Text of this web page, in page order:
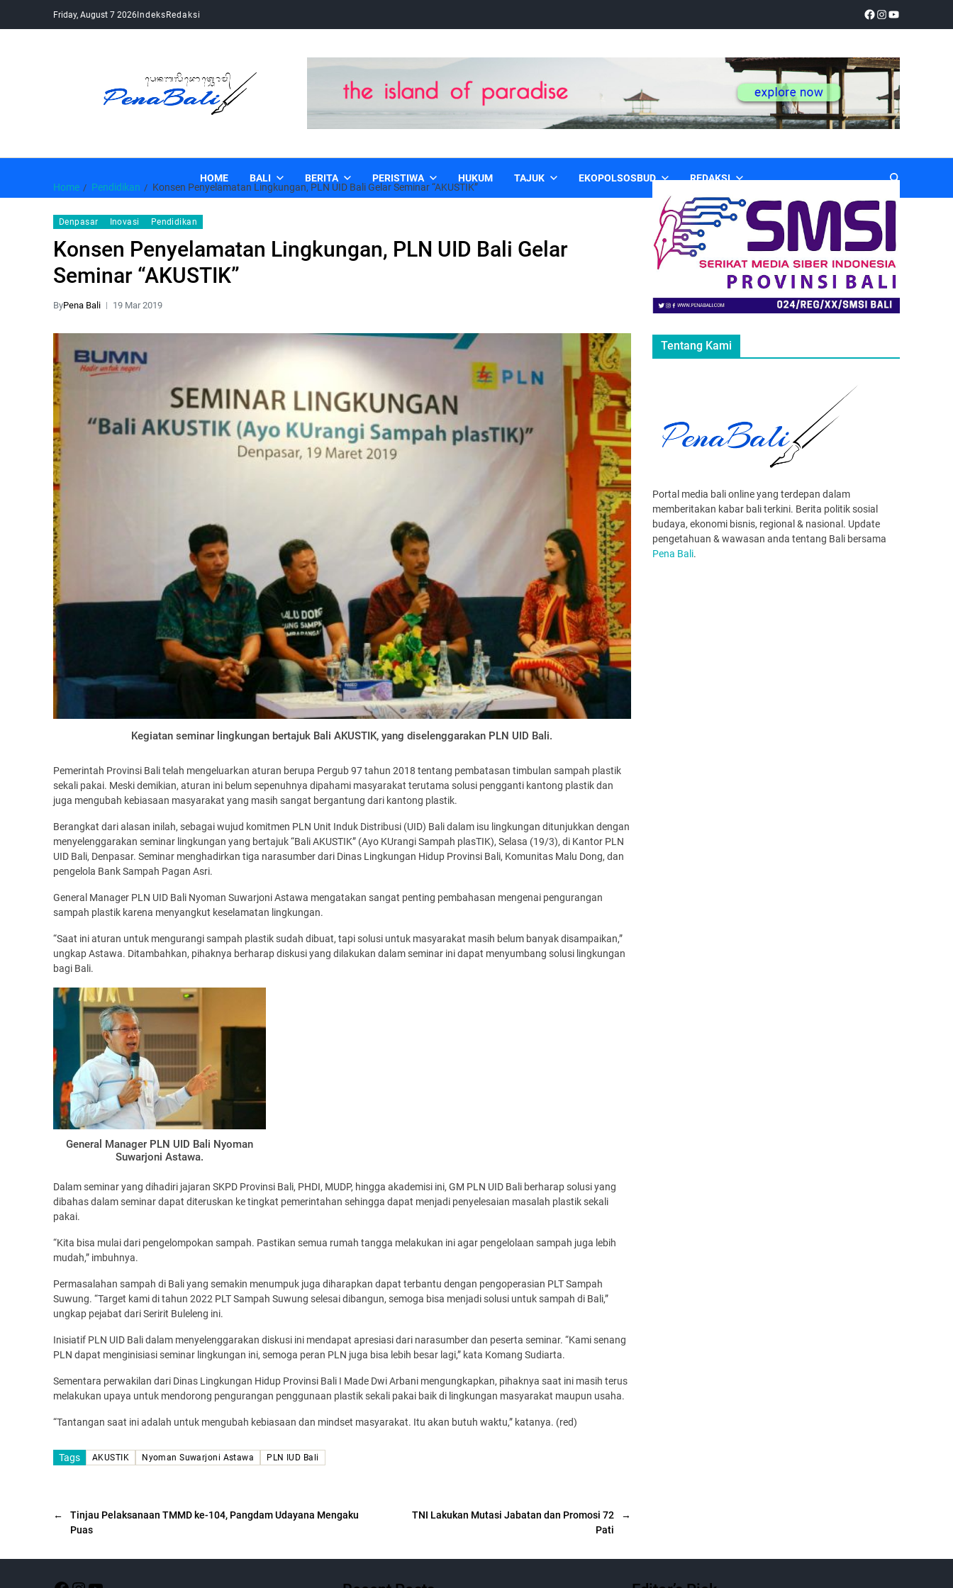
Friday, August 7 2026IndeksRedaksi
HOME BALI BERITA PERISTIWA HUKUM TAJUK EKOPOLSOSBUD
REDAKSI
Home
Pendidikan Konsen Penyelamatan Lingkungan, PLN UID Bali Gelar Seminar “AKUSTIK”
Denpasar Inovasi Pendidikan
Konsen Penyelamatan Lingkungan, PLN UID Bali Gelar
Seminar “AKUSTIK”
ByPena Bali 19 Mar 2019
Kegiatan seminar lingkungan bertajuk Bali AKUSTIK, yang diselenggarakan PLN UID Bali.
Pemerintah Provinsi Bali telah mengeluarkan aturan berupa Pergub 97 tahun 2018 tentang pembatasan timbulan sampah plastik
sekali pakai. Meski demikian, aturan ini belum sepenuhnya dipahami masyarakat terutama solusi pengganti kantong plastik dan
juga mengubah kebiasaan masyarakat yang masih sangat bergantung dari kantong plastik.
Berangkat dari alasan inilah, sebagai wujud komitmen PLN Unit Induk Distribusi (UID) Bali dalam isu lingkungan ditunjukkan dengan
menyelenggarakan seminar lingkungan yang bertajuk “Bali AKUSTIK” (Ayo KUrangi Sampah plasTIK), Selasa (19/3), di Kantor PLN
UID Bali, Denpasar. Seminar menghadirkan tiga narasumber dari Dinas Lingkungan Hidup Provinsi Bali, Komunitas Malu Dong, dan
pengelola Bank Sampah Pagan Asri.
General Manager PLN UID Bali Nyoman Suwarjoni Astawa mengatakan sangat penting pembahasan mengenai pengurangan
sampah plastik karena menyangkut keselamatan lingkungan.
“Saat ini aturan untuk mengurangi sampah plastik sudah dibuat, tapi solusi untuk masyarakat masih belum banyak disampaikan,”
ungkap Astawa. Ditambahkan, pihaknya berharap diskusi yang dilakukan dalam seminar ini dapat menyumbang solusi lingkungan
bagi Bali.
General Manager PLN UID Bali Nyoman
Suwarjoni Astawa.
Dalam seminar yang dihadiri jajaran SKPD Provinsi Bali, PHDI, MUDP, hingga akademisi ini, GM PLN UID Bali berharap solusi yang
dibahas dalam seminar dapat diteruskan ke tingkat pemerintahan sehingga dapat menjadi penyelesaian masalah plastik sekali
pakai.
“Kita bisa mulai dari pengelompokan sampah. Pastikan semua rumah tangga melakukan ini agar pengelolaan sampah juga lebih
mudah,” imbuhnya.
Permasalahan sampah di Bali yang semakin menumpuk juga diharapkan dapat terbantu dengan pengoperasian PLT Sampah
Suwung. “Target kami di tahun 2022 PLT Sampah Suwung selesai dibangun, semoga bisa menjadi solusi untuk sampah di Bali,”
ungkap pejabat dari Seririt Buleleng ini.
Inisiatif PLN UID Bali dalam menyelenggarakan diskusi ini mendapat apresiasi dari narasumber dan peserta seminar. “Kami senang
PLN dapat menginisiasi seminar lingkungan ini, semoga peran PLN juga bisa lebih besar lagi,” kata Komang Sudiarta.
Sementara perwakilan dari Dinas Lingkungan Hidup Provinsi Bali I Made Dwi Arbani mengungkapkan, pihaknya saat ini masih terus
melakukan upaya untuk mendorong pengurangan penggunaan plastik sekali pakai baik di lingkungan masyarakat maupun usaha.
“Tantangan saat ini adalah untuk mengubah kebiasaan dan mindset masyarakat. Itu akan butuh waktu,” katanya. (red)
Tags AKUSTIK Nyoman Suwarjoni Astawa PLN IUD Bali
←
Tinjau Pelaksanaan TMMD ke-104, Pangdam Udayana Mengaku
Puas
→
TNI Lakukan Mutasi Jabatan dan Promosi 72
Pati
Tentang Kami
Portal media bali online yang terdepan dalam
memberitakan kabar bali terkini. Berita politik sosial
budaya, ekonomi bisnis, regional & nasional. Update
pengetahuan & wawasan anda tentang Bali bersama
Pena Bali.